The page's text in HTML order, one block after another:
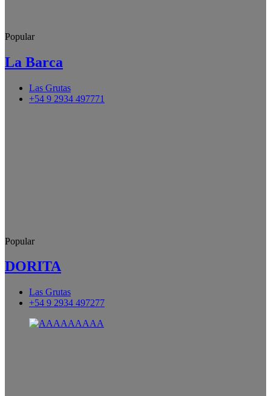
Popular
La Barca
Las Grutas
+54 9 2934 497771
Popular
DORITA
Las Grutas
+54 9 2934 497277